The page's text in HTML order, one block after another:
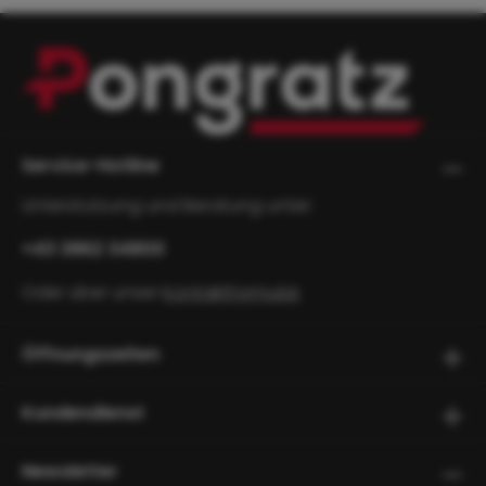
Service-Hotline
+43 3862 34800
Kontaktformular
Öffnungszeiten
Kundendienst
Newsletter